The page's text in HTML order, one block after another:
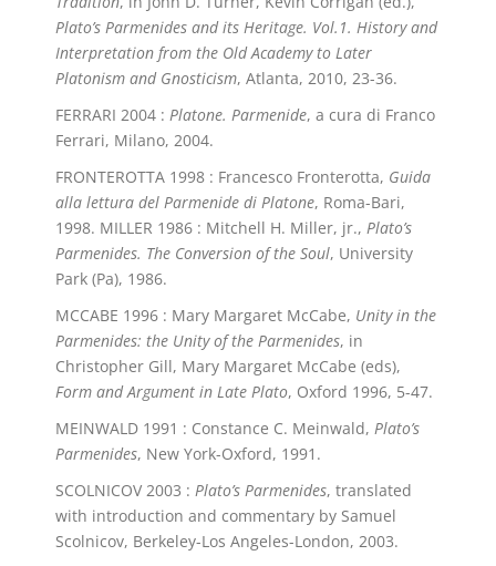
Plato’s Parmenides and its Heritage. Vol.1. History and
Interpretation from the Old Academy to Later
Platonism and Gnosticism, Atlanta, 2010, 23-36.
FERRARI 2004 : Platone. Parmenide, a cura di Franco
Ferrari, Milano, 2004.
FRONTEROTTA 1998 : Francesco Fronterotta, Guida
alla lettura del Parmenide di Platone, Roma-Bari,
1998. MILLER 1986 : Mitchell H. Miller, jr., Plato’s
Parmenides. The Conversion of the Soul, University
Park (Pa), 1986.
MCCABE 1996 : Mary Margaret McCabe, Unity in the
Parmenides: the Unity of the Parmenides, in
Christopher Gill, Mary Margaret McCabe (eds),
Form and Argument in Late Plato, Oxford 1996, 5-47.
MEINWALD 1991 : Constance C. Meinwald, Plato’s
Parmenides, New York-Oxford, 1991.
SCOLNICOV 2003 : Plato’s Parmenides, translated
with introduction and commentary by Samuel
Scolnicov, Berkeley-Los Angeles-London, 2003.